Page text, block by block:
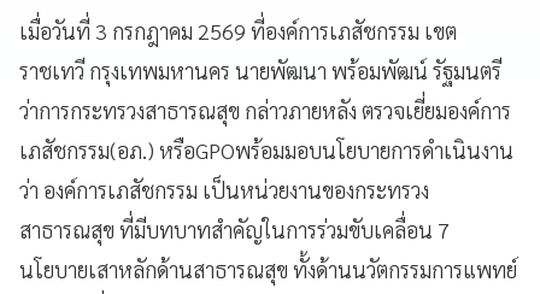
เมื่อวันที่ 3 กรกฎาคม 2569 ที่องค์การเภสัชกรรม เขต
ราชเทวี กรุงเทพมหานคร นายพัฒนา พร้อมพัฒน์ รัฐมนตรี
ว่าการกระทรวงสาธารณสุข กล่าวภายหลัง ตรวจเยี่ยมองค์การ
เภสัชกรรม(อภ.) หรือGPOพร้อมมอบนโยบายการดำเนินงาน
ว่า องค์การเภสัชกรรม เป็นหน่วยงานของกระทรวง
สาธารณสุข ที่มีบทบาทสำคัญในการร่วมขับเคลื่อน 7
นโยบายเสาหลักด้านสาธารณสุข ทั้งด้านนวัตกรรมการแพทย์